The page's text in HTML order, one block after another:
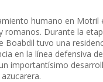
humano en
romanos. Durante la
Boabdil tuvo una
en la línea defensiva
importantísimo